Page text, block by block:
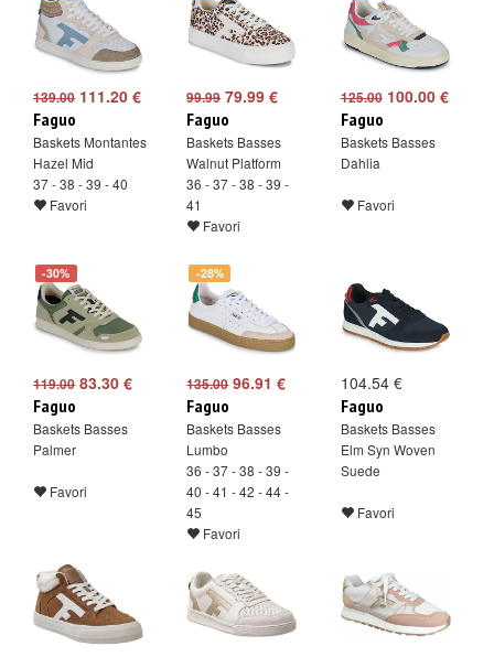
139.00 111.20 €
Faguo
Baskets Montantes
Hazel Mid
37 - 38 - 39 - 40
Favori
99.9979.99 €
Faguo
Baskets Basses
Walnut Platform
36 - 37 - 38 - 39 -
41
Favori
125.00100.00 €
Faguo
Baskets Basses
Dahlia
Favori
-30%
119.00 83.30 €
Faguo
Baskets Basses
Palmer
Favori
-28%
135.0096.91 €
Faguo
Baskets Basses
Lumbo
36 - 37 - 38 - 39 -
40 - 41 - 42 - 44 -
45
Favori
104.54 €
Faguo
Baskets Basses
Elm Syn Woven
Suede
Favori